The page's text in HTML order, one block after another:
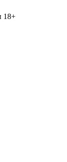
18+